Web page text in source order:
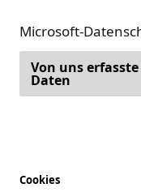
Microsoft-
Von uns
Daten
Cookies